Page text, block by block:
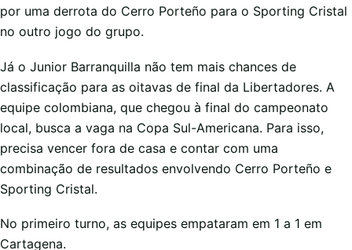
por uma derrota do Cerro Porteño para o Sporting Cristal
no outro jogo do grupo.
Já o Junior Barranquilla não tem mais chances de
classificação para as oitavas de final da Libertadores. A
equipe colombiana, que chegou à final do campeonato
local, busca a vaga na Copa Sul-Americana. Para isso,
precisa vencer fora de casa e contar com uma
combinação de resultados envolvendo Cerro Porteño e
Sporting Cristal.
No primeiro turno, as equipes empataram em 1 a 1 em
Cartagena.